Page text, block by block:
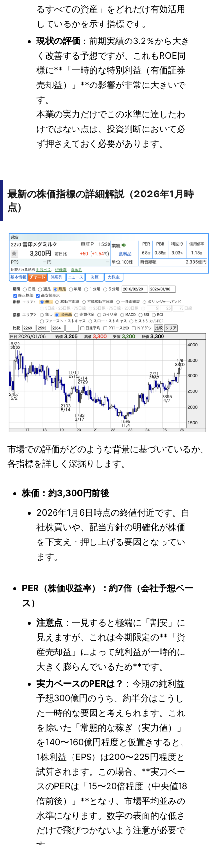
るすべての資産」をどれだけ有効活用
しているかを示す指標です。
現状の評価 ：前期実績の3.2％から大き
く改善する予想ですが、これもROE同
様に**「一時的な特別利益（有価証券
売却益）」**の影響が非常に大きいで
す。
本業の実力だけでこの水準に達したわ
けではない点は、投資判断において必
ず押さえておく必要があります。
最新の株価指標の詳細解説（2026年1月時
点）
市場での評価がどのような背景に基づいているか、
各指標を詳しく深掘りします。
株価：約3,300円前後
2026年1月6日時点の終値付近です。自
社株買いや、配当方針の明確化が株価
を下支え・押し上げる要因となってい
ます。
PER（株価収益率）：約7倍（会社予想ベー
ス）
注意点 ：一見すると極端に「割安」に
見えますが、これは今期限定の**「資
産売却益」によって純利益が一時的に
大きく膨らんでいるため**です。
実力ベースのPERは？ ：今期の純利益
予想300億円のうち、約半分はこうし
た一時的な要因と考えられます。これ
を除いた「常態的な稼ぎ（実力値）」
を140〜160億円程度と仮置きすると、
1株利益（EPS）は200〜225円程度と
試算されます。この場合、**実力ベー
スのPERは「15〜20倍程度（中央値18
倍前後）」**となり、市場平均並みの
水準になります。数字の表面的な低さ
だけで飛びつかないよう注意が必要で